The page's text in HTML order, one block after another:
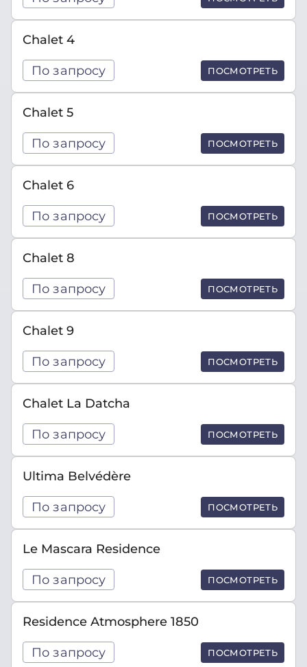
Chalet 4
По запросу ПОСМОТРЕТЬ
Chalet 5
По запросу ПОСМОТРЕТЬ
Chalet 6
По запросу ПОСМОТРЕТЬ
Chalet 8
По запросу ПОСМОТРЕТЬ
Chalet 9
По запросу ПОСМОТРЕТЬ
Chalet La Datcha
По запросу ПОСМОТРЕТЬ
Ultima Belvédère
По запросу ПОСМОТРЕТЬ
Le Mascara Residence
По запросу ПОСМОТРЕТЬ
Residence Atmosphere 1850
По запросу ПОСМОТРЕТЬ